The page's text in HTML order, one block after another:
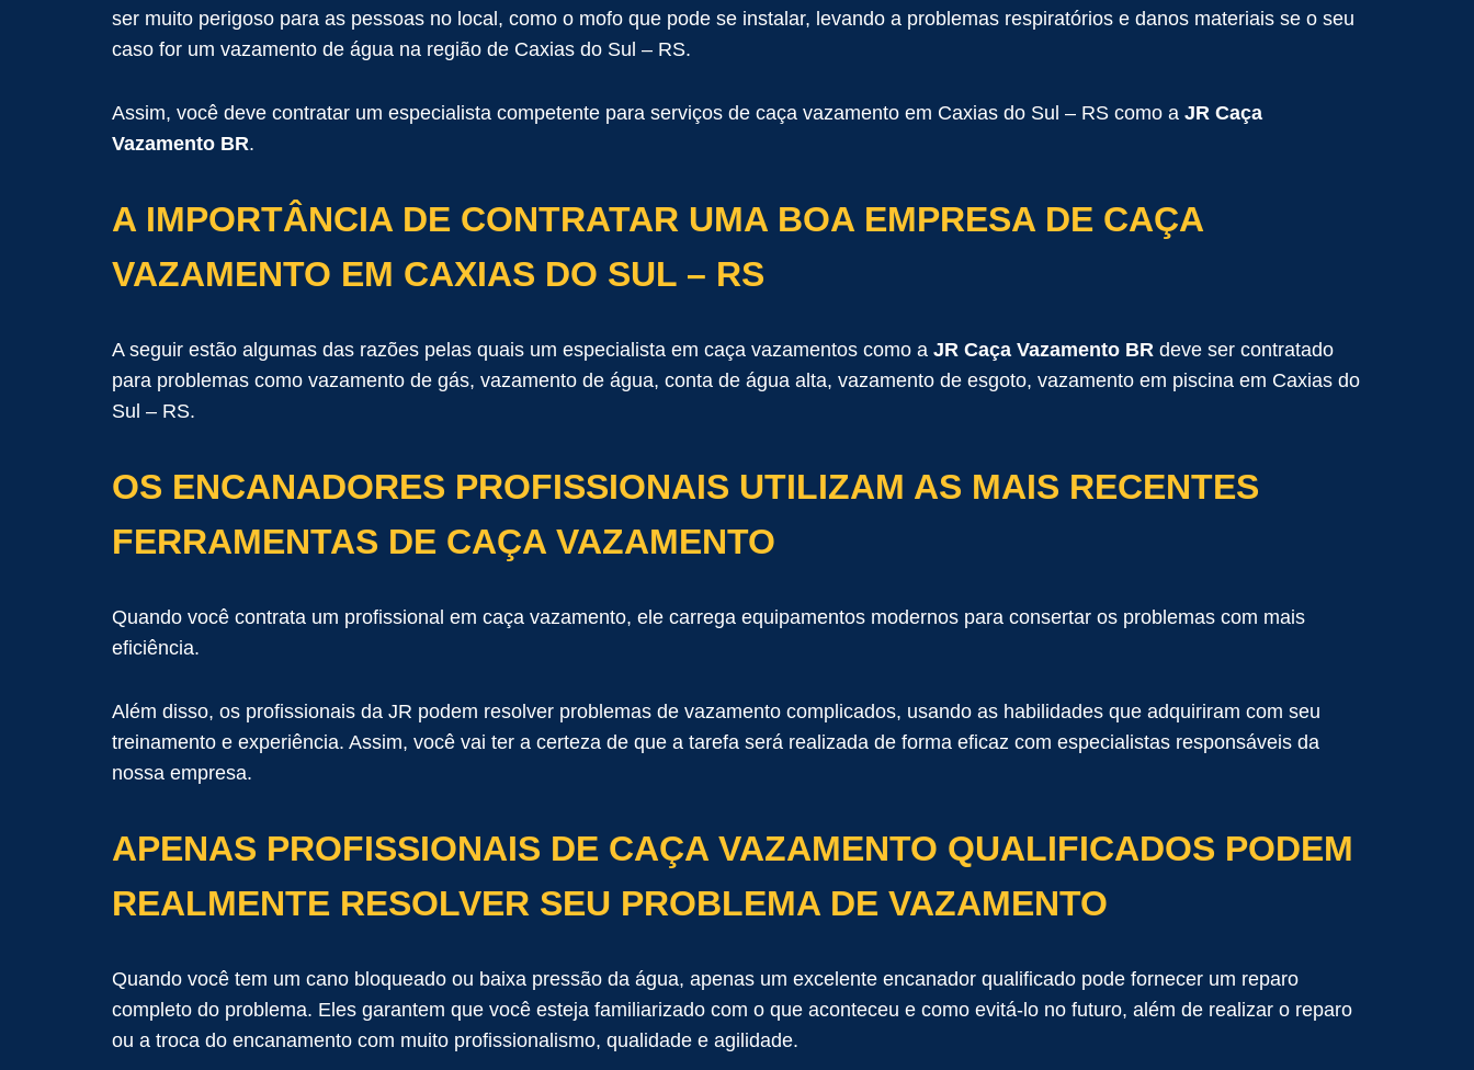
ser muito perigoso para as pessoas no local, como o mofo que pode se instalar, levando a problemas respiratórios e danos materiais se o seu
caso for um vazamento de água na região de Caxias do Sul – RS.
Assim, você deve contratar um especialista competente para serviços de caça vazamento em Caxias do Sul – RS como a JR Caça
Vazamento BR.
A IMPORTÂNCIA DE CONTRATAR UMA BOA EMPRESA DE CAÇA
VAZAMENTO EM CAXIAS DO SUL – RS
A seguir estão algumas das razões pelas quais um especialista em caça vazamentos como a JR Caça Vazamento BR deve ser contratado
para problemas como vazamento de gás, vazamento de água, conta de água alta, vazamento de esgoto, vazamento em piscina em Caxias do
Sul – RS.
OS ENCANADORES PROFISSIONAIS UTILIZAM AS MAIS RECENTES
FERRAMENTAS DE CAÇA VAZAMENTO
Quando você contrata um profissional em caça vazamento, ele carrega equipamentos modernos para consertar os problemas com mais
eficiência.
Além disso, os profissionais da JR podem resolver problemas de vazamento complicados, usando as habilidades que adquiriram com seu
treinamento e experiência. Assim, você vai ter a certeza de que a tarefa será realizada de forma eficaz com especialistas responsáveis da
nossa empresa.
APENAS PROFISSIONAIS DE CAÇA VAZAMENTO QUALIFICADOS PODEM
REALMENTE RESOLVER SEU PROBLEMA DE VAZAMENTO
Quando você tem um cano bloqueado ou baixa pressão da água, apenas um excelente encanador qualificado pode fornecer um reparo
completo do problema. Eles garantem que você esteja familiarizado com o que aconteceu e como evitá-lo no futuro, além de realizar o reparo
ou a troca do encanamento com muito profissionalismo, qualidade e agilidade.